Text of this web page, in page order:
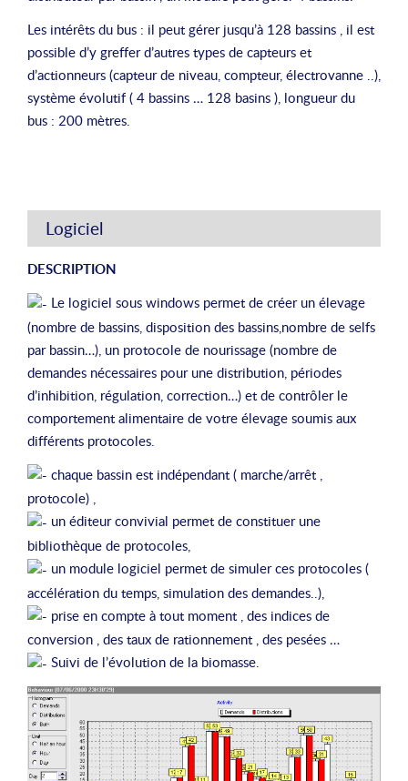
Les intérêts du bus : il peut gérer jusqu’à 128 bassins , il est
possible d’y greffer d’autres types de capteurs et
d’actionneurs (capteur de niveau, compteur, électrovanne ..),
système évolutif ( 4 bassins … 128 basins ), longueur du
bus : 200 mètres.
Logiciel
DESCRIPTION
Le logiciel sous windows permet de créer un élevage
(nombre de bassins, disposition des bassins,nombre de selfs
par bassin…), un protocole de nourissage (nombre de
demandes nécessaires pour une distribution, périodes
d’inhibition, régulation, correction…) et de contrôler le
comportement alimentaire de votre élevage soumis aux
différents protocoles.
chaque bassin est indépendant ( marche/arrêt ,
protocole) ,
un éditeur convivial permet de constituer une
bibliothèque de protocoles,
un module logiciel permet de simuler ces protocoles (
accélération du temps, simulation des demandes..),
prise en compte à tout moment , des indices de
conversion , des taux de rationnement , des pesées …
Suivi de l’évolution de la biomasse.